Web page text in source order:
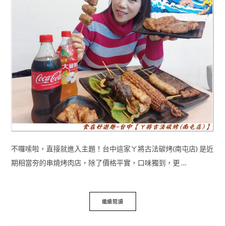
不囉嗦啦，直接就進入主題！台中這家ㄚ將古法碳烤(南屯店) 是近
期相當夯的串燒烤肉店，除了價格平實，口味獨到，更 …
繼續閱讀